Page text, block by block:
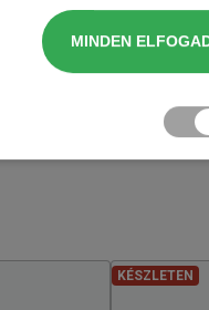
MINDEN
Navigáció
KÉSZLETEN